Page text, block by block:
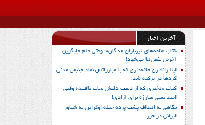
آخرین اخبار
کتاب «نامه‌های تیرباران‌شدگان»؛ وقتی قلم جایگزین
آخرین نفس‌ها می‌شود!
لیلا زانا؛ زن خانه‌داری که با مبارزاتش نماد جنبش مدنی
کُردها در ترکیه شد!
کتاب «دختری که از دست داعش نجات یافت»؛ وقتی
امید یعنی مبارزه برای آزادی!
نگاهی به اهداف پشت پرده حمله اوکراین به شناور
ایرانی در خزر